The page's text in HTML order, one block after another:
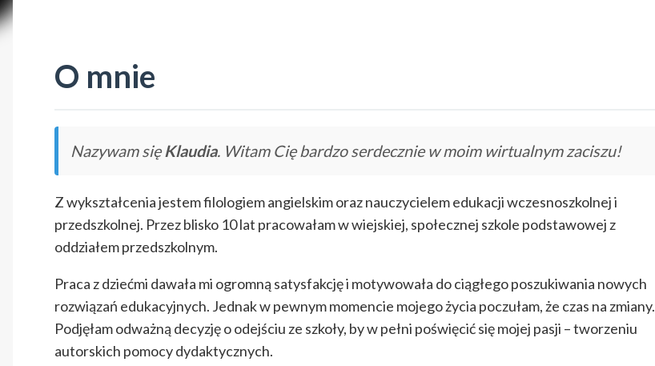
O mnie
Nazywam się Klaudia. Witam Cię bardzo serdecznie w moim wirtualnym zaciszu!
Z wykształcenia jestem filologiem angielskim oraz nauczycielem edukacji wczesnoszkolnej i
przedszkolnej. Przez blisko 10 lat pracowałam w wiejskiej, społecznej szkole podstawowej z
oddziałem przedszkolnym.
Praca z dziećmi dawała mi ogromną satysfakcję i motywowała do ciągłego poszukiwania nowych
rozwiązań edukacyjnych. Jednak w pewnym momencie mojego życia poczułam, że czas na zmiany.
Podjęłam odważną decyzję o odejściu ze szkoły, by w pełni poświęcić się mojej pasji – tworzeniu
autorskich pomocy dydaktycznych.